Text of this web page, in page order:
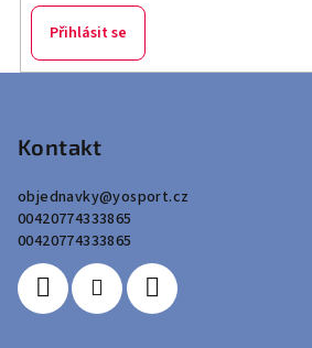
Přihlásit se
Kontakt
objednavky@yosport.cz
00420774333865
00420774333865